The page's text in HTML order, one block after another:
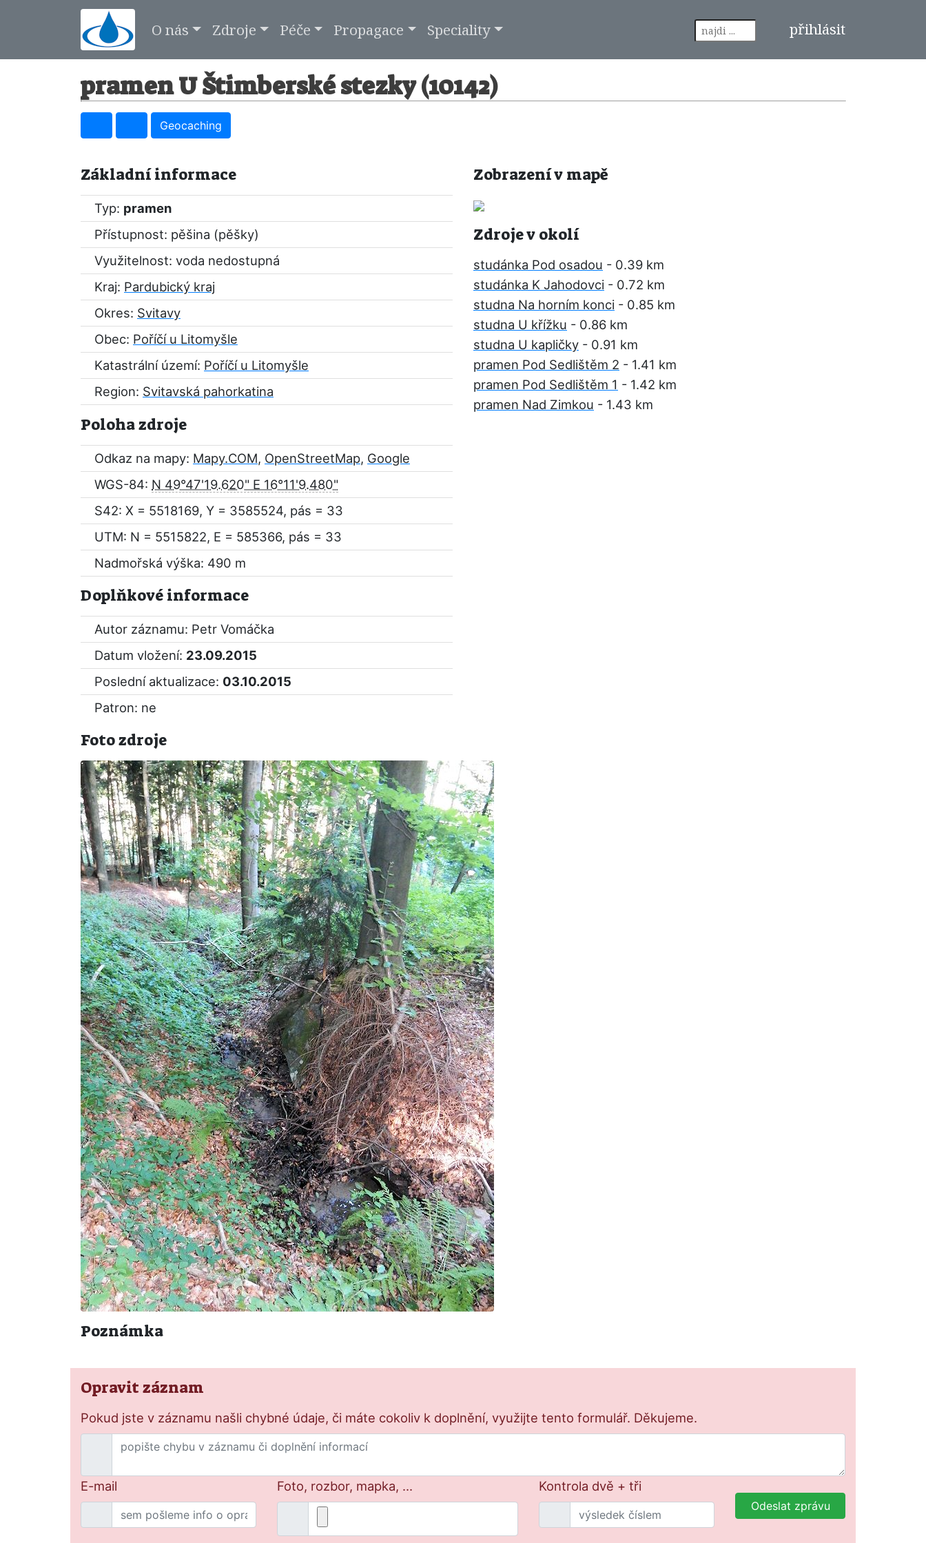
O nás Zdroje Péče Propagace Speciality přihlásit
pramen U Štimberské stezky (10142)
Geocaching
Základní informace
Typ: pramen
Přístupnost: pěšina (pěšky)
Využitelnost: voda nedostupná
Kraj: Pardubický kraj
Okres: Svitavy
Obec: Poříčí u Litomyšle
Katastrální území: Poříčí u Litomyšle
Region: Svitavská pahorkatina
Poloha zdroje
Odkaz na mapy: Mapy.COM, OpenStreetMap, Google
WGS-84: N 49°47'19.620" E 16°11'9.480"
S42: X = 5518169, Y = 3585524, pás = 33
UTM: N = 5515822, E = 585366, pás = 33
Nadmořská výška: 490 m
Doplňkové informace
Autor záznamu: Petr Vomáčka
Datum vložení: 23.09.2015
Poslední aktualizace: 03.10.2015
Patron: ne
Zobrazení v mapě
Zdroje v okolí
studánka Pod osadou - 0.39 km
studánka K Jahodovci - 0.72 km
studna Na horním konci - 0.85 km
studna U křížku - 0.86 km
studna U kapličky - 0.91 km
pramen Pod Sedlištěm 2 - 1.41 km
pramen Pod Sedlištěm 1 - 1.42 km
pramen Nad Zimkou - 1.43 km
Foto zdroje
Poznámka
Opravit záznam
Pokud jste v záznamu našli chybné údaje, či máte cokoliv k doplnění, využijte tento formulář. Děkujeme.
E-mail Foto, rozbor, mapka, ... Kontrola dvě + tři
Odeslat zprávu